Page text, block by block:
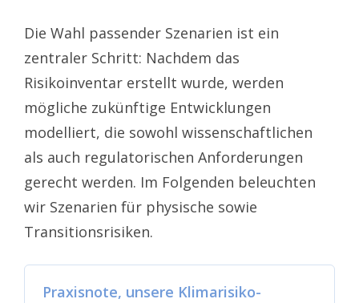
Die Wahl passender Szenarien ist ein
zentraler Schritt: Nachdem das
Risikoinventar erstellt wurde, werden
mögliche zukünftige Entwicklungen
modelliert, die sowohl wissenschaftlichen
als auch regulatorischen Anforderungen
gerecht werden. Im Folgenden beleuchten
wir Szenarien für physische sowie
Transitionsrisiken.
Praxisnote, unsere Klimarisiko-